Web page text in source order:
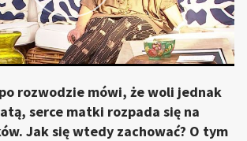
rozwodzie mówi, że woli jednak
serce matki rozpada się na
Jak się wtedy zachować? O tym